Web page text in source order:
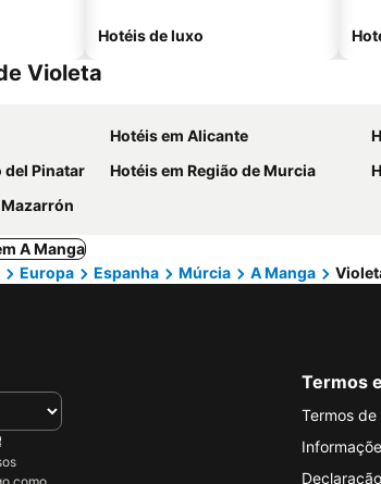
Hotéis de luxo
Violeta
Hotéis em Alicante
del Pinatar
Hotéis em Região de Murcia
A Manga
Europa Espanha Múrcia A Manga
Termos
Termos